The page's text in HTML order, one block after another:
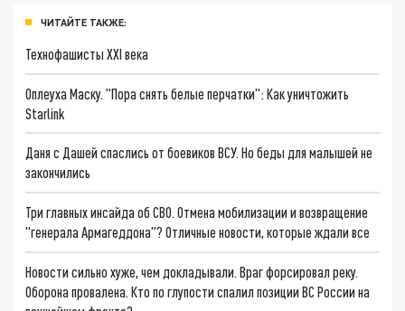
ЧИТАЙТЕ ТАКЖЕ:
Технофашисты XXI века
Оплеуха Маску. "Пора снять белые перчатки": Как уничтожить
Starlink
Даня с Дашей спаслись от боевиков ВСУ. Но беды для малышей не
закончились
Три главных инсайда об СВО. Отмена мобилизации и возвращение
"генерала Армагеддона"? Отличные новости, которые ждали все
Новости сильно хуже, чем докладывали. Враг форсировал реку.
Оборона провалена. Кто по глупости спалил позиции ВС России на